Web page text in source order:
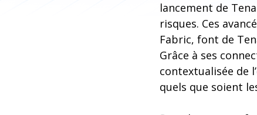
lancement de
risques. Ces
Fabric, font de
Grâce à ses
contextualisée de
quels que soient